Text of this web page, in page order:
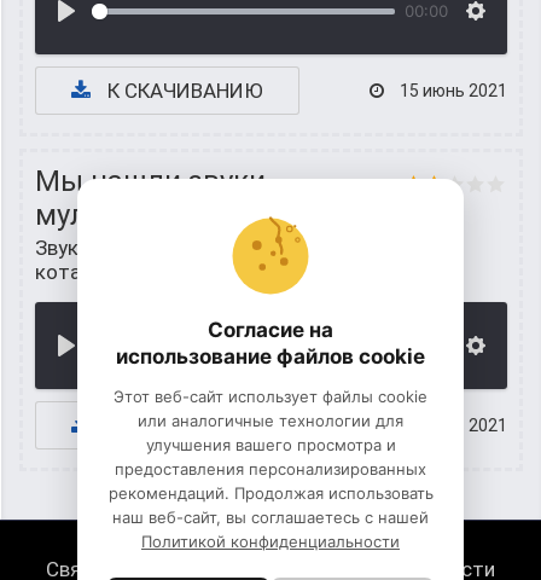
00:00
К СКАЧИВАНИЮ 15 июнь 2021
Мы нашли звуки
мультяшного кота
Звуки из игр
Звуки мультяшного
кота
00:00
К СКАЧИВАНИЮ 15 июнь 2021
Связь с нами Политика конфиденциальности
Согласие на
использование файлов cookie
Этот веб-сайт использует файлы cookie
или аналогичные технологии для
улучшения вашего просмотра и
предоставления персонализированных
рекомендаций. Продолжая использовать
наш веб-сайт, вы соглашаетесь с нашей
Политикой конфиденциальности